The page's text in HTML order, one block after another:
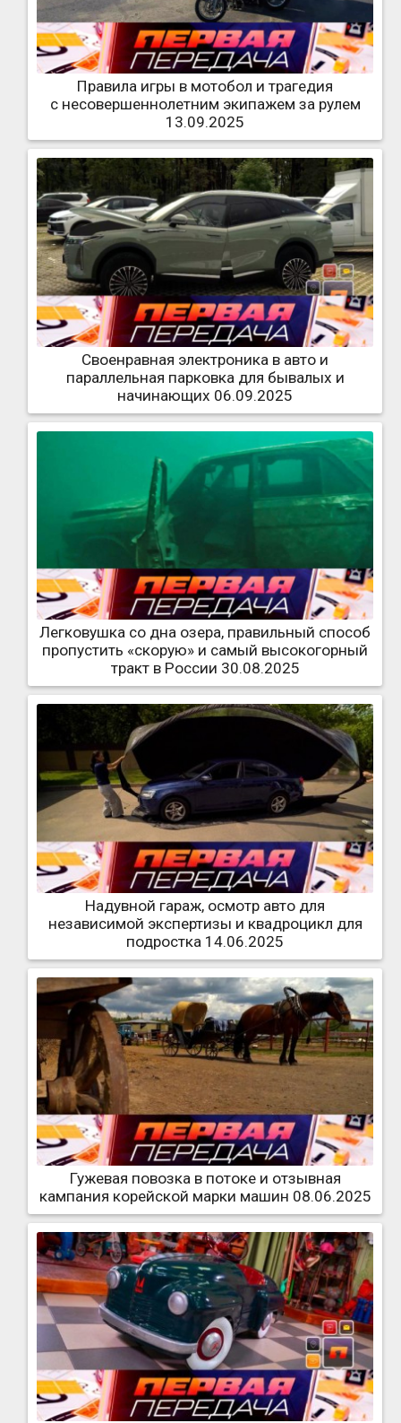
Правила игры в мотобол и трагедия
с несовершеннолетним экипажем за рулем
13.09.2025
Своенравная электроника в авто и
параллельная парковка для бывалых и
начинающих 06.09.2025
Легковушка со дна озера, правильный способ
пропустить «скорую» и самый высокогорный
тракт в России 30.08.2025
Надувной гараж, осмотр авто для
независимой экспертизы и квадроцикл для
подростка 14.06.2025
Гужевая повозка в потоке и отзывная
кампания корейской марки машин 08.06.2025